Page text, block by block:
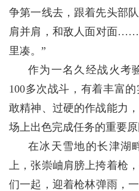
争第一线去，跟着先头部
肩并肩，和敌人面对面
里凑。”
作为一名久经战火考
100多次战斗，有着丰富
敢精神、过硬的作战能力
场上出色完成任务的重要原
在冰天雪地的长津湖
上，张崇岫肩膀上挎着枪
们一起，迎着枪林弹雨，